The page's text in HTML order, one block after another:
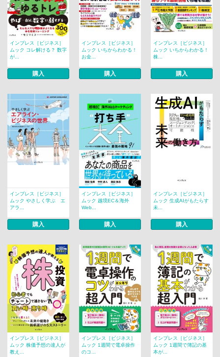
インプレス［ビジネス］
ムック コレ解ける？ 数字
が...
購入
インプレス［ビジネス］
ムック いちからわかる！
お金...
購入
インプレス［ビジネス］
ムック いちからわかる！
株...
購入
インプレス［ビジネス］
ムック やさしく学ぶ エ
アラ...
購入
インプレス［ビジネス］
ムック 越境EC＆海外
Web...
購入
インプレス［ビジネス］
ムック 生成AIがもたらす
未...
購入
インプレス［ビジネス］
ムック 株価予想の達人が
教え...
インプレス［ビジネス］
ムック 1週間で電卓操作
のコ...
インプレス［ビジネス］
ムック 1週間で簿記の基
本が...